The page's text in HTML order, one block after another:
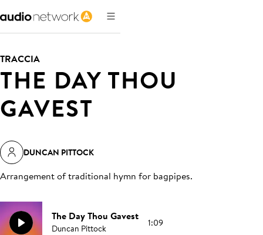
TRACCIA
THE DAY THOU
GAVEST
DUNCAN PITTOCK
Arrangement of traditional hymn for bagpipes.
The Day Thou Gavest
Duncan Pittock 1:09